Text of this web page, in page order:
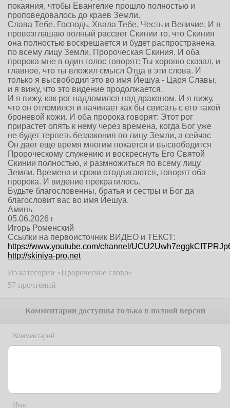
покаяния, чтобы Евангелие прошло полностью и
проповедовалось до краев Земли.
Слава Тебе, Господь, Хвала Тебе, Честь и Величие. И я
провозглашаю полный рассвет Скинии то, что Скиния
она полностью воскрешается и будет распространена
по всему лицу Земли, Пророческая Скиния. И оба
пророка мне в один голос говорят: Ты хорошо сказал, и
главное, что ты вложил смысл Отца в эти слова. И
только я высвободил это во имя Йешуа - Царя Славы,
и я вижу, что это видение продолжается.
И я вижу, как рог надломился над драконом. И я вижу,
что он отломился и начинает как бы свисать с его такой
броневой кожи. И оба пророка говорят: Этот рог
прирастет опять к нему через времена, когда Бог уже
не будет терпеть беззакония по лицу Земли, а сейчас
Он дает еще время многим покается и высвободится
Пророческому служению и воскреснуть Его Святой
Скинии полностью, и размножиться по всему лицу
Земли. Времена и сроки отодвигаются, говорят оба
пророка. И видение прекратилось.
Будьте благословенны, братья и сестры и Бог да
благословит вас во имя Йешуа.
Аминь
05.06.2026 г
Игорь Роменский
Ссылки на первоисточник ВИДЕО и ТЕКСТ:
https://www.youtube.com/channel/
http://skiniya-pro.net
Из категории «Пророческое слово»
57 прочтений
Комментарии доступны только в полной версии
Комментарий
Имя